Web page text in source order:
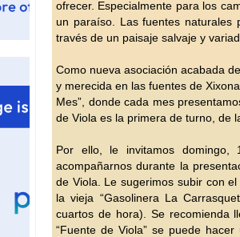
ofrecer. Especialmente para los
un paraíso. Las fuentes naturales
través de un paisaje salvaje y
Como nueva asociación acabada
y merecida en las fuentes de
Mes”, donde cada mes
de Viola es la primera de turno, de
Por ello, le invitamos
acompañarnos durante la
de Viola. Le sugerimos subir con
la vieja “Gasolinera La
cuartos de hora). Se recomienda
“Fuente de Viola” se puede